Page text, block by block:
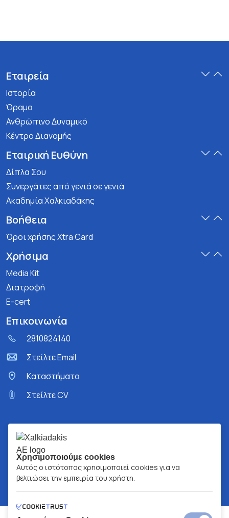
Εταιρεία
Ιστορία
Όραμα
Ανθρώπινο Δυναμικό
Κέντρο Διανομής
Εταιρική Ευθύνη
Δίπλα Σου
Συνεργάτες από γενιά σε γενιά
Ακαδημία Χαλκιαδάκης
Βοήθεια
Όροι χρήσης Xtra Card
Χρήσιμα
Media Kit
Διατροφή
E-cert
Επικοινωνία
2810824140
Στείλτε Email
Kαταστήματα
Στείλτε CV
Χρησιμοποιούμε cookies
Αυτός ο ιστότοπος χρησιμοποιεί cookies για να
βελτιώσει την εμπειρία του χρήστη.